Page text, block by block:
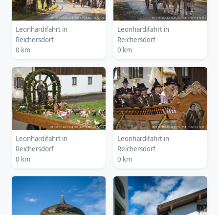
Leonhardifahrt in
Reichersdorf
0 km
Leonhardifahrt in
Reichersdorf
0 km
Leonhardifahrt in
Reichersdorf
0 km
Leonhardifahrt in
Reichersdorf
0 km